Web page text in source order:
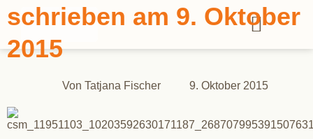
schrieben am 9. Oktober
2015
Von Tatjana Fischer 9. Oktober 2015